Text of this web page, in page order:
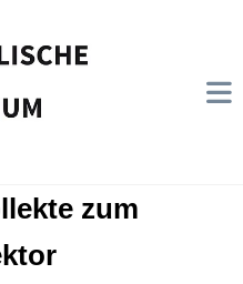
zum